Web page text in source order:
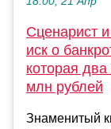
Сценарист
иск о
которая
млн рублей
Знаменитый